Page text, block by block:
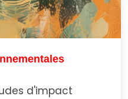
d'impact